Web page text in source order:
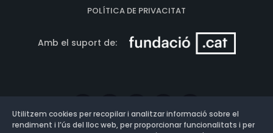
POLÍTICA DE PRIVACITAT
Amb el suport de:
Utilitzem cookies per recopilar i analitzar informació sobre el
rendiment i l’ús del lloc web, per proporcionar funcionalitats i per